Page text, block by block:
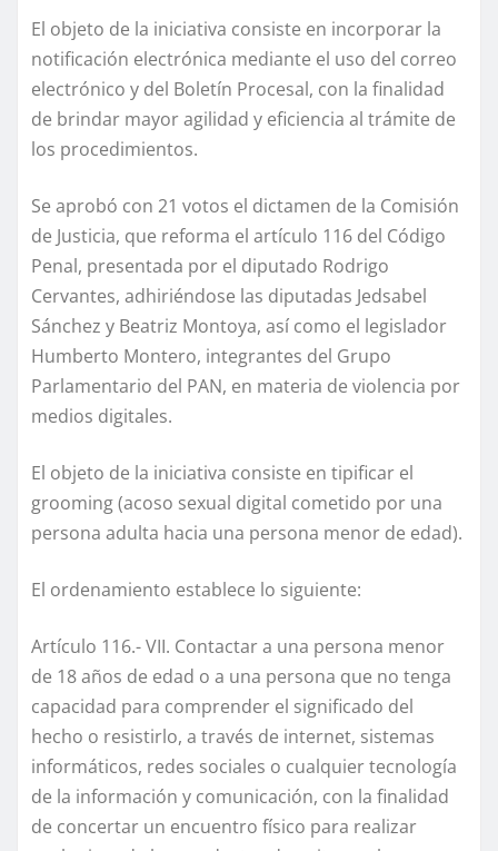
El objeto de la iniciativa consiste en incorporar la
notificación electrónica mediante el uso del correo
electrónico y del Boletín Procesal, con la finalidad
de brindar mayor agilidad y eficiencia al trámite de
los procedimientos.
Se aprobó con 21 votos el dictamen de la Comisión
de Justicia, que reforma el artículo 116 del Código
Penal, presentada por el diputado Rodrigo
Cervantes, adhiriéndose las diputadas Jedsabel
Sánchez y Beatriz Montoya, así como el legislador
Humberto Montero, integrantes del Grupo
Parlamentario del PAN, en materia de violencia por
medios digitales.
El objeto de la iniciativa consiste en tipificar el
grooming (acoso sexual digital cometido por una
persona adulta hacia una persona menor de edad).
El ordenamiento establece lo siguiente:
Artículo 116.- VII. Contactar a una persona menor
de 18 años de edad o a una persona que no tenga
capacidad para comprender el significado del
hecho o resistirlo, a través de internet, sistemas
informáticos, redes sociales o cualquier tecnología
de la información y comunicación, con la finalidad
de concertar un encuentro físico para realizar